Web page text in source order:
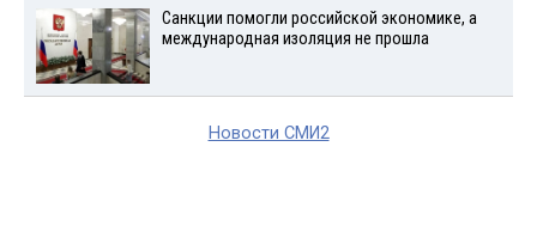
Санкции помогли российской экономике, а
международная изоляция не прошла
Новости СМИ2